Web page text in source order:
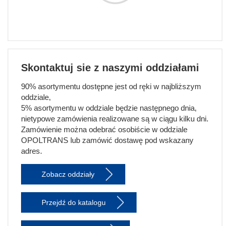
Skontaktuj sie z naszymi oddziałami
90% asortymentu dostępne jest od ręki w najbliższym
oddziale,
5% asortymentu w oddziale będzie następnego dnia,
nietypowe zamówienia realizowane są w ciągu kilku dni.
Zamówienie można odebrać osobiście w oddziale
OPOLTRANS lub zamówić dostawę pod wskazany
adres.
Zobacz oddziały
Przejdź do katalogu